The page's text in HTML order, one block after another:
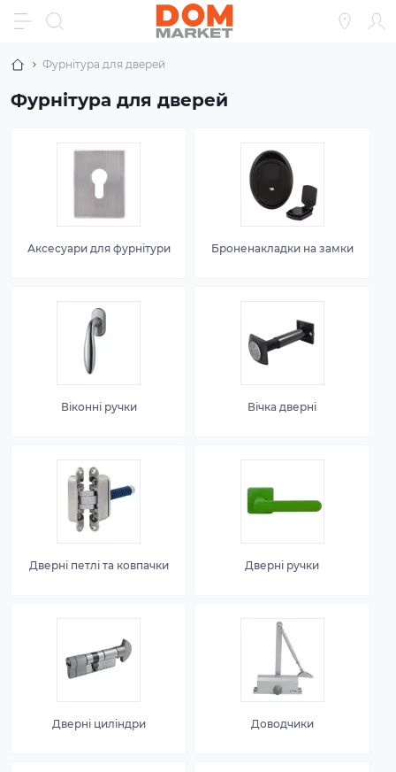
Фурнітура для дверей
Фурнітура для дверей
Аксесуари для фурнітури Броненакладки на замки
Віконні ручки Вічка дверні
Дверні петлі та ковпачки Дверні ручки
Дверні циліндри Доводчики